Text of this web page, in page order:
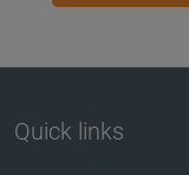
Quick links